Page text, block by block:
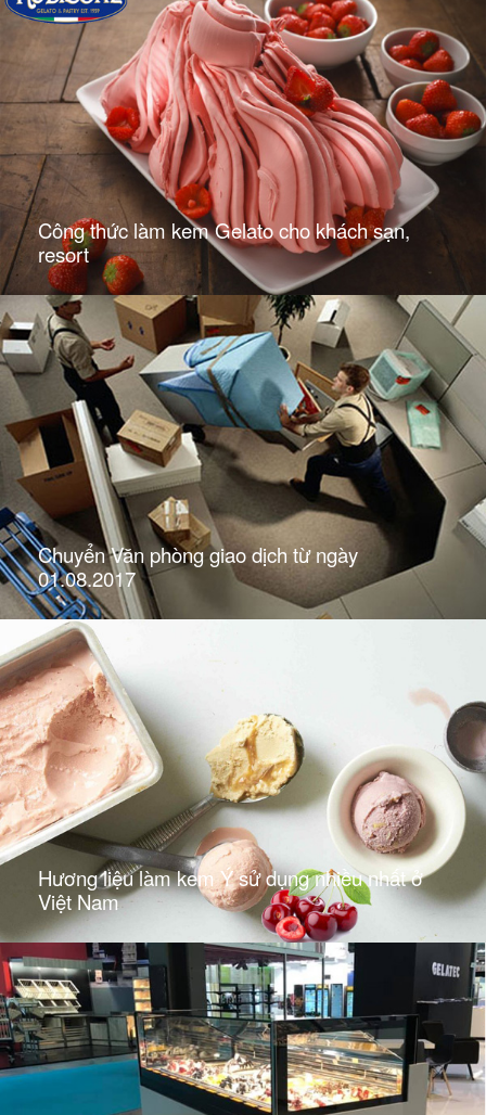
Công thức làm kem Gelato cho khách sạn,
resort
Chuyển Văn phòng giao dịch từ ngày
01.08.2017
Hương liệu làm kem Ý sử dụng nhiều nhất ở
Việt Nam